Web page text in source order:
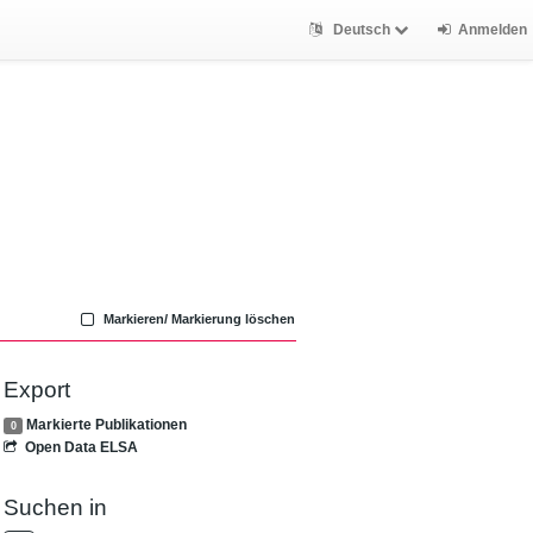
Deutsch Anmelden
Markieren/ Markierung löschen
Export
0
Markierte Publikationen
Open Data ELSA
Suchen in